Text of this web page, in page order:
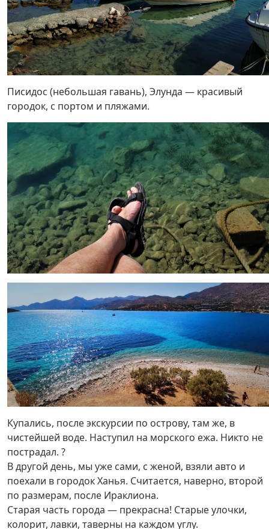
Писидос (небольшая гавань), Элунда — красивый
городок, с портом и пляжами.
Купались, после экскурсии по острову, там же, в
чистейшей воде. Наступил на морского ежа. Никто не
пострадал. ?
В другой день, мы уже сами, с женой, взяли авто и
поехали в городок Ханья. Считается, наверно, второй
по размерам, после Ираклиона.
Старая часть города — прекрасна! Старые улочки,
колорит, лавки, таверны на каждом углу.